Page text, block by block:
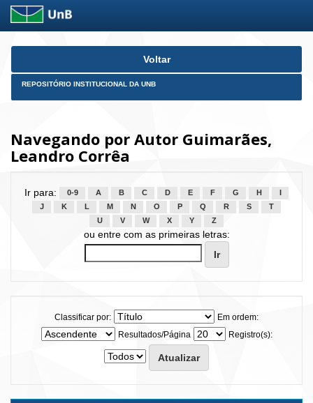
Skip
Voltar
REPOSITÓRIO INSTITUCIONAL DA UNB
Navegando por Autor Guimarães,
Leandro Corrêa
Ir para: 0-9 A B C D E F G H
J
K L M N O P Q R S
T
U
V W X Y Z
ou entre com as primeiras letras:
Classificar por:
Em ordem:
Resultados/Página
Registro(s):